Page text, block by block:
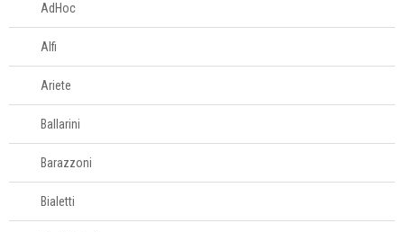
AdHoc
Alfi
Ariete
Ballarini
Barazzoni
Bialetti